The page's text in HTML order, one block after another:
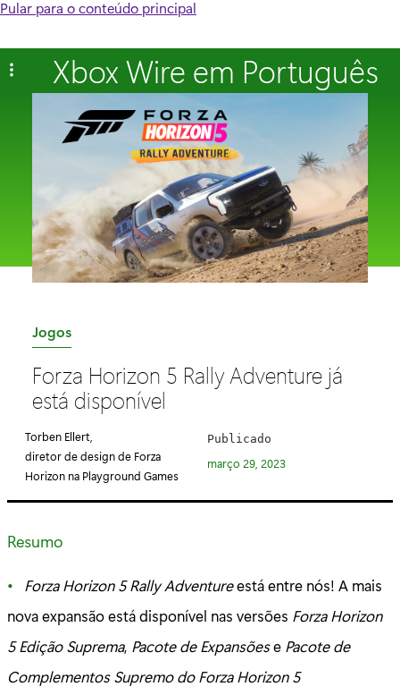
Pular para o conteúdo principal
Xbox Wire em Português
C
t
e
o
r
i
:
Jogos
Forza Horizon 5 Rally Adventure já
está disponível
Torben Ellert,
diretor de design de Forza
Horizon na Playground Games
Publicado
março 29, 2023
Resumo
Forza Horizon 5 Rally Adventureestá entre nós! A mais
nova expansão está disponível nas versões Forza Horizon
5 Edição Suprema, Pacote de Expansõese Pacote de
Complementos Supremo do Forza Horizon 5